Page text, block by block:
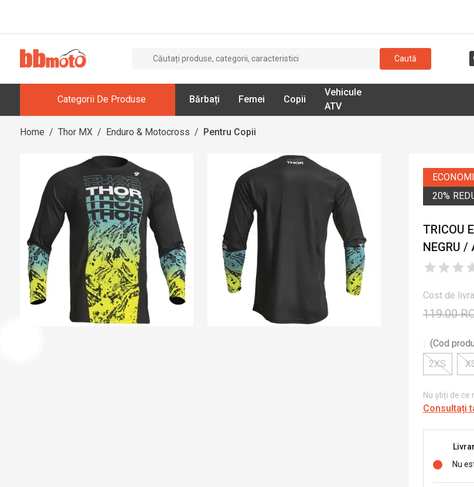
Caută
Categorii De Produse Bărbați Femei Copii
Vehicule
ATV
Home / Thor MX / Enduro & Motocross / Pentru Copii
20%
TRICOU
NEGRU /
Cost de
119.00
: (Cod
2XS
Nu știți de ce
Consultați
Nu